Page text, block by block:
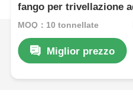
fango per trivellazione
protezione dalle
MOQ：10 tonnellate
Miglior prezzo